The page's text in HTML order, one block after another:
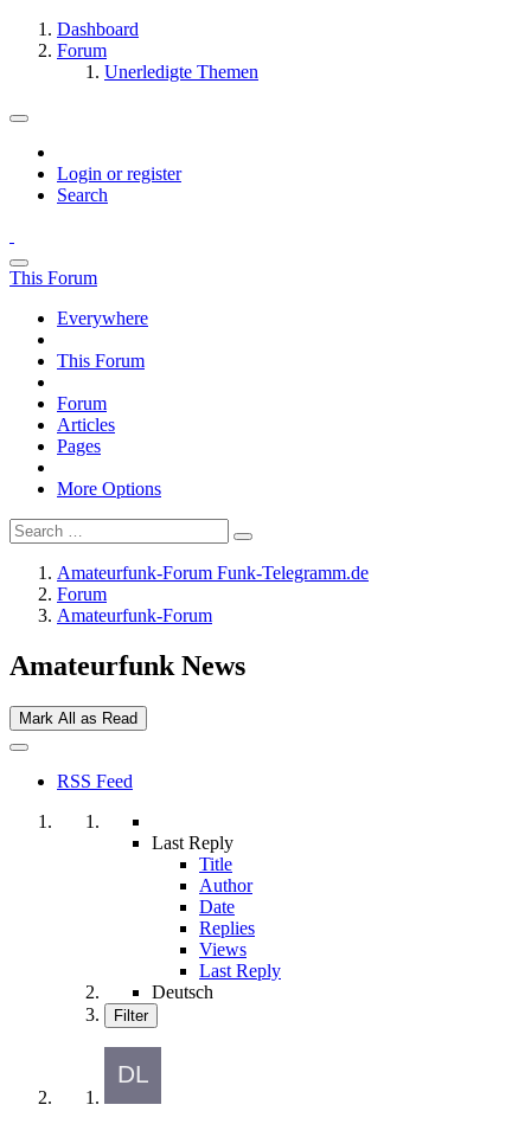
Dashboard
Forum
Unerledigte Themen
Login or register
Search
This Forum
Everywhere
This Forum
Forum
Articles
Pages
More Options
Amateurfunk-Forum Funk-Telegramm.de
Forum
Amateurfunk-Forum
Amateurfunk News
Mark All as Read
RSS Feed
Last Reply
Title
Author
Date
Replies
Views
Last Reply
Deutsch
Filter